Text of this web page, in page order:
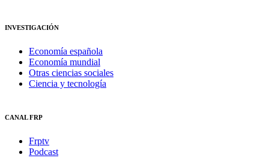
INVESTIGACIÓN
Economía española
Economía mundial
Otras ciencias sociales
Ciencia y tecnología
CANAL FRP
Frptv
Podcast